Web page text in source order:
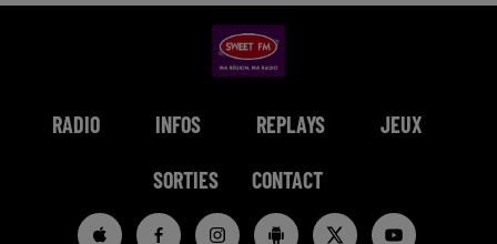
RADIO INFOS REPLAYS JEUX
SORTIES CONTACT